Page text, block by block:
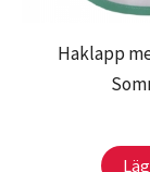
Haklapp